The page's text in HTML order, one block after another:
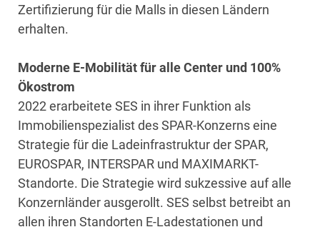
Zertifizierung für die Malls in diesen Ländern
erhalten.
Moderne E-Mobilität für alle Center und 100%
Ökostrom
2022 erarbeitete SES in ihrer Funktion als
Immobilienspezialist des SPAR-Konzerns eine
Strategie für die Ladeinfrastruktur der SPAR,
EUROSPAR, INTERSPAR und MAXIMARKT-
Standorte. Die Strategie wird sukzessive auf alle
Konzernländer ausgerollt. SES selbst betreibt an
allen ihren Standorten E-Ladestationen und